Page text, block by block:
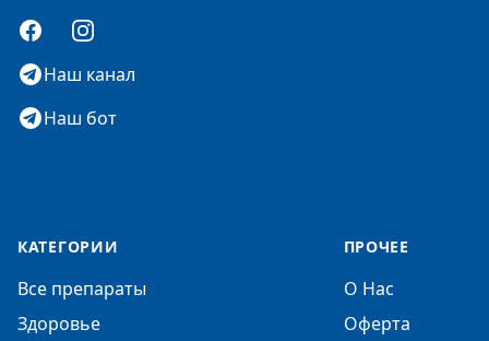
FacebookInstagram
Наш канал
Наш бот
КАТЕГОРИИ
Все препараты
Здоровье
ПРОЧЕЕ
О Нас
Оферта